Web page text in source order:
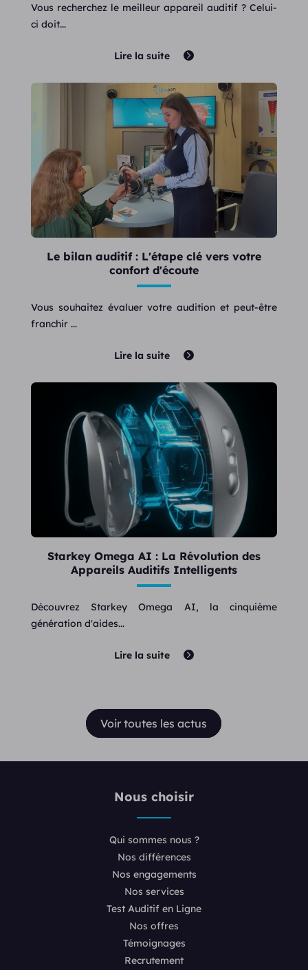
Vous recherchez le meilleur appareil auditif ? Celui-
ci doit...
Lire la suite
Le bilan auditif : L'étape clé vers votre
confort d'écoute
Vous souhaitez évaluer votre audition et peut-être
franchir ...
Lire la suite
Starkey Omega AI : La Révolution des
Appareils Auditifs Intelligents
Découvrez Starkey Omega AI, la cinquième
génération d'aides...
Lire la suite
Voir toutes les actus
Nous choisir
Qui sommes nous ?
Nos différences
Nos engagements
Nos services
Test Auditif en Ligne
Nos offres
Témoignages
Recrutement